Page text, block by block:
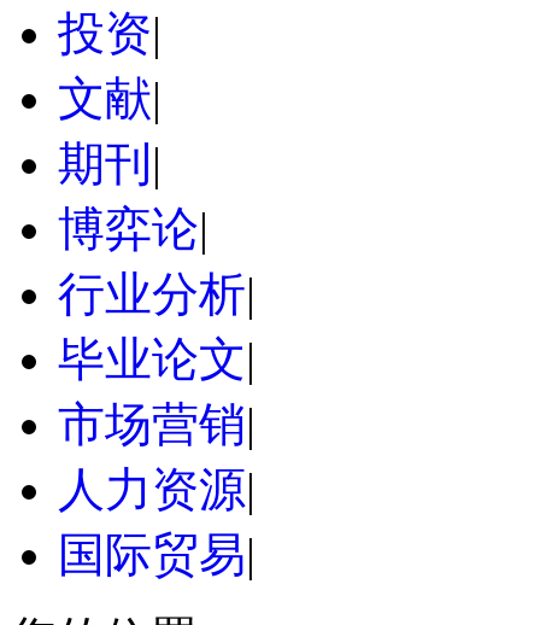
投资|
文献|
期刊 |
博弈论|
行业分析|
毕业论文|
市场营销|
人力资源|
国际贸易|